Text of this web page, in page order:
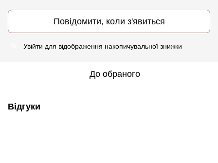
Повідомити, коли з'явиться
Увійти для відображення накопичувальної знижки
До обраного
Відгуки